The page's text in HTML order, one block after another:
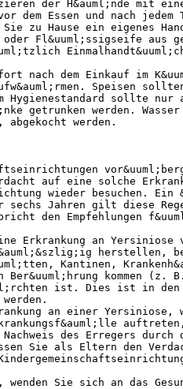
der H&auml;nde mit
dem Essen und nach
zu Hause ein eigenes
Fl&uuml;ssigseife aus
nach dem Einkauf im
Speisen
sollte nur
getrunken werden.
werden.
auf eine solche
wieder besuchen.
sechs Jahren gilt diese
den Empfehlungen
Erkrankung an
herstellen,
Kantinen,
kommen (z.
ist. Dies ist in
an einer Yersiniose,
des Erregers durch
Sie als Eltern den
Sie sich an das